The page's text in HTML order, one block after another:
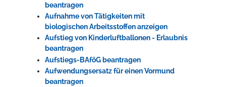
beantragen
Aufnahme von Tätigkeiten mit
biologischen Arbeitsstoffen anzeigen
Aufstieg von Kinderluftballonen - Erlaubnis
beantragen
Aufstiegs-BAföG beantragen
Aufwendungsersatz für einen Vormund
beantragen